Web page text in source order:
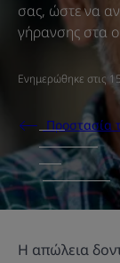
σας, ώστε να
γήρανσης στα
Ενημερώθηκε στις
Προστασία
Η απώλεια